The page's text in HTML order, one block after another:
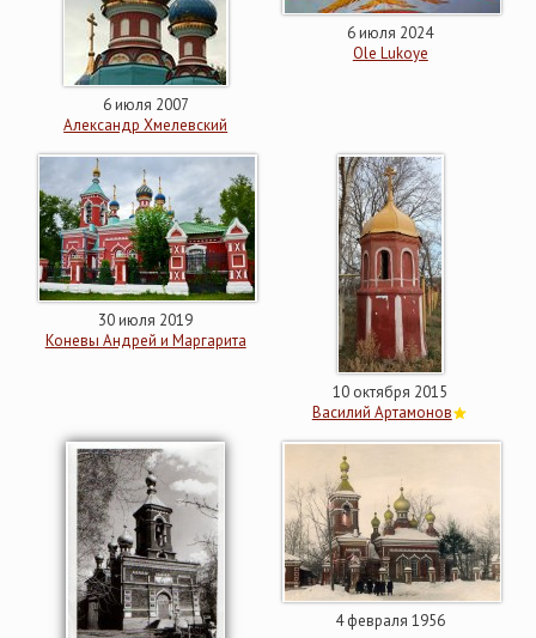
6 июля 2007
Александр Хмелевский
6 июля 2024
Ole Lukoye
30 июля 2019
Коневы Андрей и Маргарита
10 октября 2015
Василий Артамонов
4 февраля 1956